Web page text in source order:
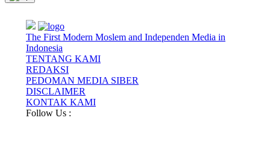
The First Modern Moslem and Independen Media in
Indonesia
TENTANG KAMI
REDAKSI
PEDOMAN MEDIA SIBER
DISCLAIMER
KONTAK KAMI
Follow Us :